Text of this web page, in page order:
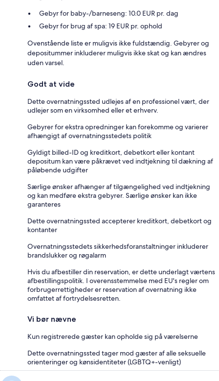
Gebyr for baby-/barneseng: 10.0 EUR pr. dag
Gebyr for brug af spa: 19 EUR pr. ophold
Ovenstående liste er muligvis ikke fuldstændig. Gebyrer og
depositummer inkluderer muligvis ikke skat og kan ændres
uden varsel.
Godt at vide
Dette overnatningssted udlejes af en professionel vært, der
udlejer som en virksomhed eller et erhverv.
Gebyrer for ekstra opredninger kan forekomme og varierer
afhængigt af overnatningsstedets politik
Gyldigt billed-ID og kreditkort, debetkort eller kontant
depositum kan være påkrævet ved indtjekning til dækning af
påløbende udgifter
Særlige ønsker afhænger af tilgængelighed ved indtjekning
og kan medføre ekstra gebyrer. Særlige ønsker kan ikke
garanteres
Dette overnatningssted accepterer kreditkort, debetkort og
kontanter
Overnatningsstedets sikkerhedsforanstaltninger inkluderer
brandslukker og røgalarm
Hvis du afbestiller din reservation, er dette underlagt værtens
afbestillingspolitik. I overensstemmelse med EU's regler om
forbrugerrettigheder er reservation af overnatning ikke
omfattet af fortrydelsesretten.
Vi bør nævne
Kun registrerede gæster kan opholde sig på værelserne
Dette overnatningssted tager mod gæster af alle seksuelle
orienteringer og kønsidentiteter (LGBTQ+-venligt)